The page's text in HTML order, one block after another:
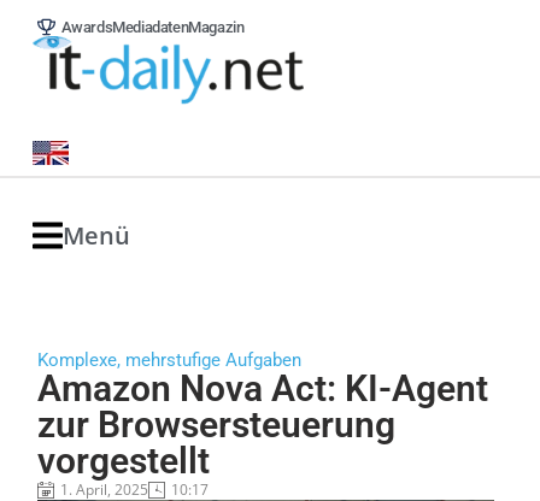
AwardsMediadatenMagazin
Menü
Komplexe, mehrstufige Aufgaben
Amazon Nova Act: KI-Agent
zur Browsersteuerung
vorgestellt
1. April, 2025 10:17